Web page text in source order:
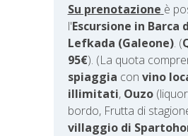
Su prenotazione è
l'Escursione in Barca
Lefkada (Galeone). (
95€). (La quota
spiaggia con vino
illimitati, Ouzo
bordo, Frutta di
villaggio di